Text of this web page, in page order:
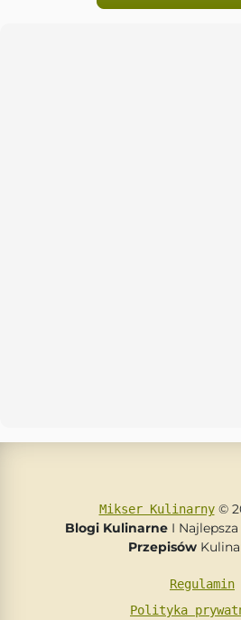
Mikser Kulinarny©
Blogi Kulinarne I Najlepsza
Przepisów
Regulamin
Polityka